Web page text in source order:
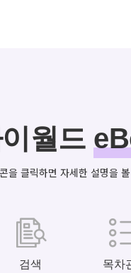
월드
을 클릭하면 자세한 설명을
검색 목차